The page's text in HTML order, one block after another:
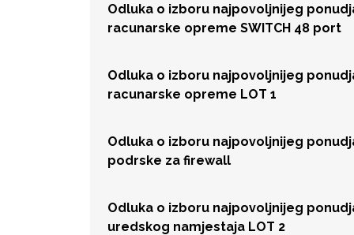
Odluka o izboru najpovoljnijeg
racunarske opreme SWITCH 48 port
Odluka o izboru najpovoljnijeg
racunarske opreme LOT 1
Odluka o izboru najpovoljnijeg
podrske za firewall
Odluka o izboru najpovoljnijeg
uredskog namjestaja LOT 2